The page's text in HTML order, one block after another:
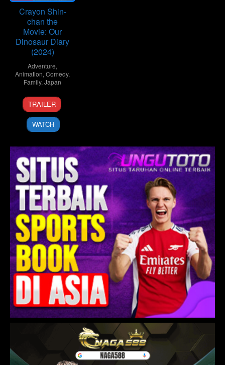
Crayon Shin-
chan the
Movie: Our
Dinosaur Diary
(2024)
Adventure,
Animation,Comedy,
Family,Japan
9
Aug
2024
Shinobu
Sasaki
TRAILER
WATCH